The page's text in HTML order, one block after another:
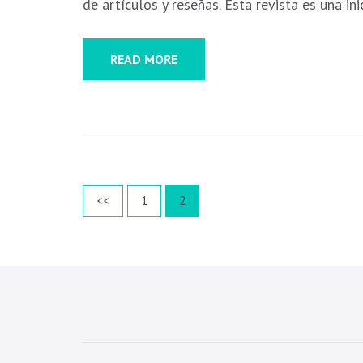
de artículos y reseñas. Esta revista es una
READ MORE
<< 1 2